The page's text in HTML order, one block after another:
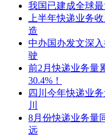
我国已建成全球
上半年快递业务
造
中办国办发文深
驶
前2月快递业务量
30.4%！
四川今年快递业
川
8月份快递业务量
远